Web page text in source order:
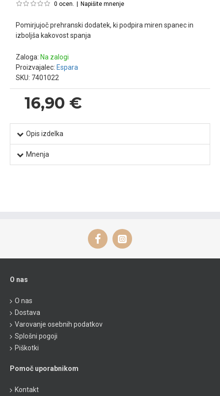
Zaloga: Na zalogi
Proizvajalec: Espara
SKU: 7401022
0 ocen. Napišite mnenje
Pomirjujoč prehranski dodatek, ki podpira miren spanec in
izboljša kakovost spanja
16,90 €
Opis izdelka
Mnenja
O nas
O nas
Dostava
Varovanje osebnih podatkov
Splošni pogoji
Piškotki
Pomoč uporabnikom
Kontakt